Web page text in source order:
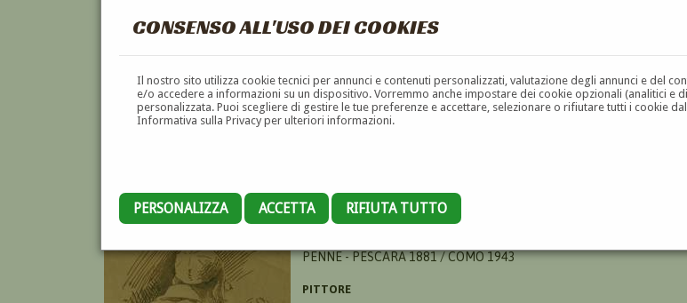
CONSENSO ALL'USO DEI COOKIES
Il nostro sito utilizza cookie tecnici per annunci e contenuti personalizzati, valutazione degli annunci e del
e/o accedere a informazioni su un dispositivo. Vorremmo anche impostare dei cookie opzionali (analitici
personalizzata. Puoi scegliere di gestire le tue preferenze e accettare, selezionare o rifiutare tutti i cookie
Informativa sulla Privacy per ulteriori informazioni.
PERSONALIZZA ACCETTA RIFIUTA TUTTO
ITALO DE SANCTIS
PENNE - PESCARA 1881 / COMO 1943
PITTORE